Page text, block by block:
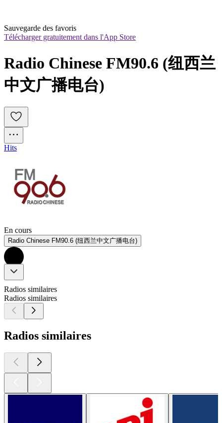
Sauvegarde des favoris
Télécharger gratuitement dans l'App Store
Radio Chinese FM90.6 (纽西兰
中文广播电台)
Hits
En cours
Radio Chinese FM90.6 (纽西兰中文广播电台)
Radios similaires
Radios similaires
Radios similaires